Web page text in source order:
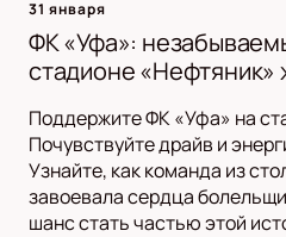
31 января
ФК «Уфа»:
стадионе «Нефтяник»
Поддержите ФК «Уфа» на
Почувствуйте драйв и
Узнайте, как команда из
завоевала сердца
шанс стать частью этой